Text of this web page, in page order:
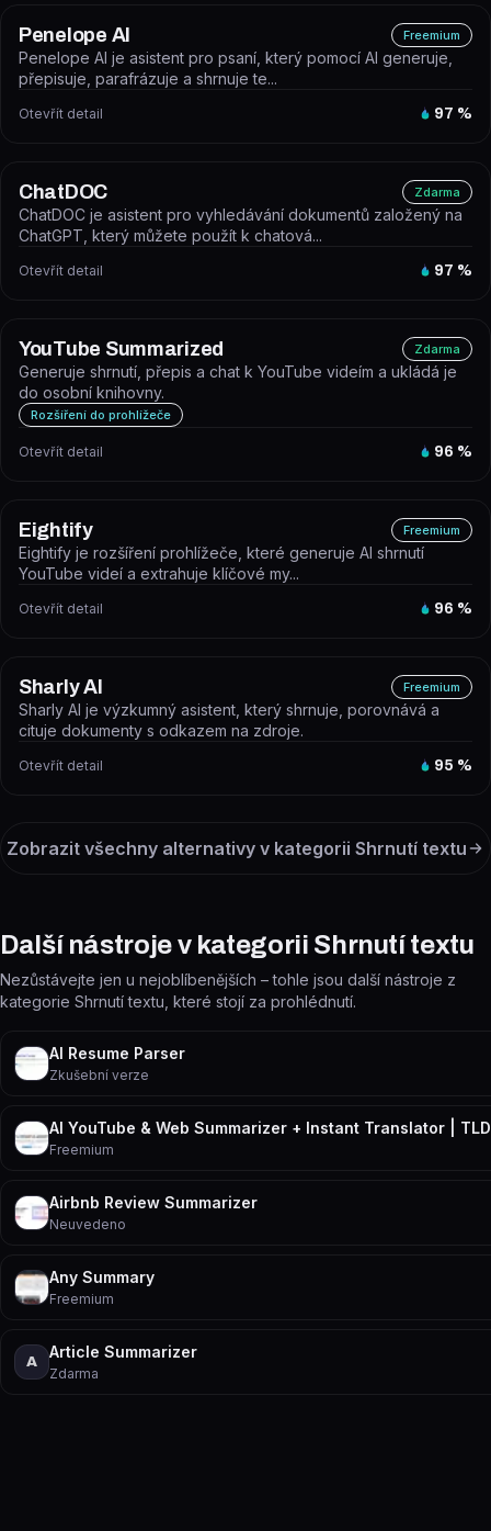
Penelope AI Freemium
Penelope AI je asistent pro psaní, který pomocí AI generuje,
přepisuje, parafrázuje a shrnuje te...
Otevřít detail 97 %
ChatDOC Zdarma
ChatDOC je asistent pro vyhledávání dokumentů založený na
ChatGPT, který můžete použít k chatová...
Otevřít detail 97 %
YouTube Summarized Zdarma
Generuje shrnutí, přepis a chat k YouTube videím a ukládá je
do osobní knihovny.
Rozšíření do prohlížeče
Otevřít detail 96 %
Eightify Freemium
Eightify je rozšíření prohlížeče, které generuje AI shrnutí
YouTube videí a extrahuje klíčové my...
Otevřít detail 96 %
Sharly AI Freemium
Sharly AI je výzkumný asistent, který shrnuje, porovnává a
cituje dokumenty s odkazem na zdroje.
Otevřít detail 95 %
Zobrazit všechny alternativy v kategorii Shrnutí textu
Další nástroje v kategorii Shrnutí textu
Nezůstávejte jen u nejoblíbenějších – tohle jsou další nástroje z
kategorie Shrnutí textu, které stojí za prohlédnutí.
AI Resume Parser
Zkušební verze
AI YouTube & Web Summarizer + Instant Translator |
Freemium
Airbnb Review Summarizer
Neuvedeno
Any Summary
Freemium
A
Article Summarizer
Zdarma